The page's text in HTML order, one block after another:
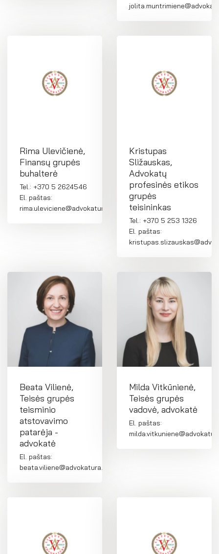
Rima Ulevičienė,
Finansų grupės
buhalterė
Tel.: +370 5 2624546
El. paštas:
rima.uleviciene@advokatura.lt
Kristupas
Sližauskas,
Advokatų
profesinės etikos
grupės
teisininkas
Tel.: +370 5 253 1326
El. paštas:
Beata Vilienė,
Teisės grupės
teisminio
atstovavimo
patarėja -
advokatė
El. paštas:
beata.viliene@advokatura.lt
Milda Vitkūnienė,
Teisės grupės
vadovė, advokatė
El. paštas: